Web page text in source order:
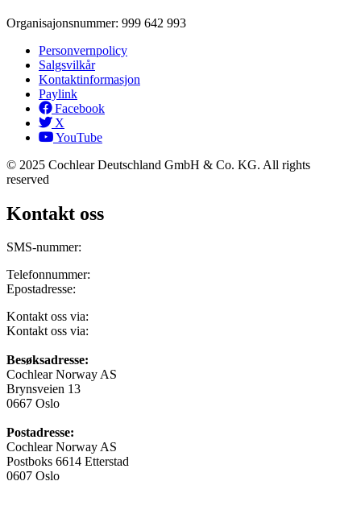
Organisajonsnummer: 999 642 993
Personvernpolicy
Salgsvilkår
Kontaktinformasjon
Paylink
Facebook
X
YouTube
© 2025 Cochlear Deutschland GmbH & Co. KG. All rights
reserved
Kontakt oss
SMS-nummer:
Telefonnummer:
Epostadresse:
Kontakt oss via:
Kontakt oss via:
Besøksadresse:
Cochlear Norway AS
Brynsveien 13
0667 Oslo
Postadresse:
Cochlear Norway AS
Postboks 6614 Etterstad
0607 Oslo